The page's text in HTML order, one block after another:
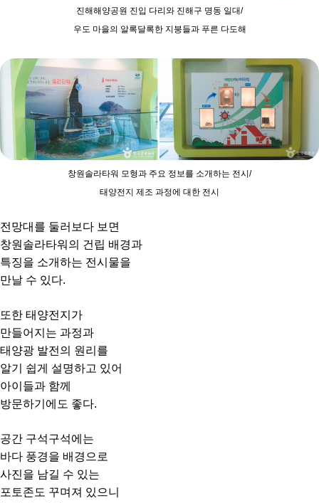
진해해양공원 진입 다리와 진해구 명동 일대/
우도 마을의 알록달록한 지붕들과 푸른 다도해
창원솔라타워 모형과 주요 정보를 소개하는 전시/
태양전지 제조 과정에 대한 전시
전망대를 둘러보다 보면
창원솔라타워의 건립 배경과
특징을 소개하는 전시물을
만날 수 있다.
또한 태양전지가
만들어지는 과정과
태양광 발전의 원리를
알기 쉽게 설명하고 있어
아이들과 함께
방문하기에도 좋다.
공간 구석구석에는
바다 풍경을 배경으로
사진을 남길 수 있는
포토존도 꾸며져 있으니